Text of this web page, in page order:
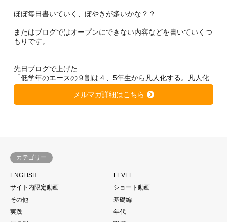
ほぼ毎日書いていく、ぼやきが多いかな？？
またはブログではオープンにできない内容などを書いていくつ
もりです。
先日ブログで上げた
「低学年のエースの９割は４、5年生から凡人化する。凡人化
しないために、、、」
https://soccer-kateikyousi.com/daihyoublog/archives/7684.htm
l
す。
当たり前と言われるかもしれません。
もちろん個の力
メルマガ詳細はこちら
カテゴリー
ENGLISH
LEVEL
サイト内限定動画
ショート動画
その他
基礎編
実践
年代